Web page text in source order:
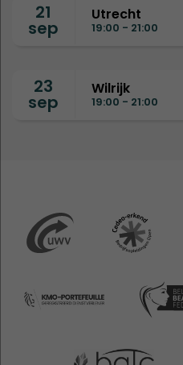
21
sep
Utrecht
19:00 - 21:00
23
sep
Wilrijk
19:00 - 21:00